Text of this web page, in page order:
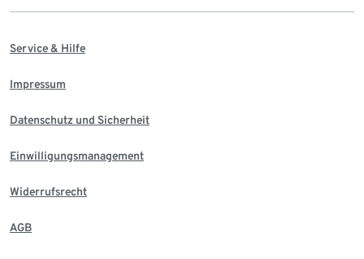
Service & Hilfe
Impressum
Datenschutz und Sicherheit
Einwilligungsmanagement
Widerrufsrecht
AGB